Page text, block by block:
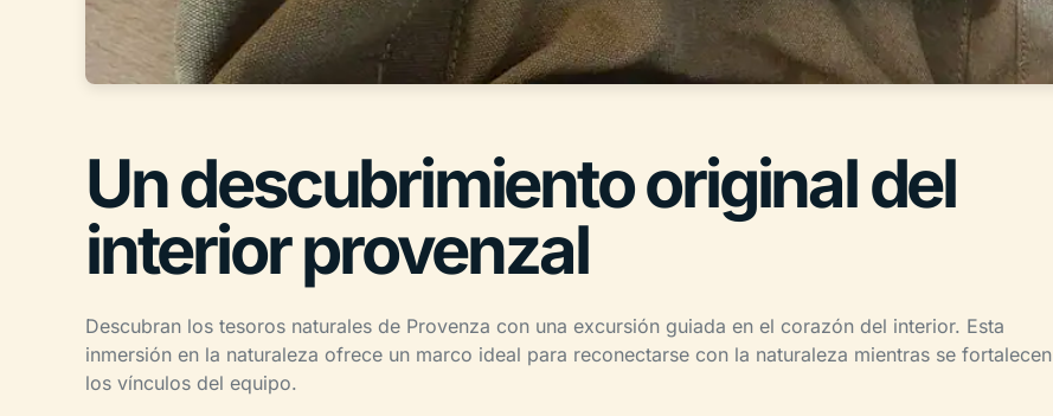
Un descubrimiento original del
interior provenzal
Descubran los tesoros naturales de Provenza con una excursión guiada en el corazón del interior. Esta
inmersión en la naturaleza ofrece un marco ideal para reconectarse con la naturaleza mientras se fortalecen
los vínculos del equipo.